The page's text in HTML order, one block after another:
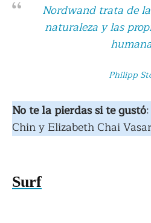
Nordwand trata de
naturaleza y las
Philipp
No te la pierdas si te gustó:
Chin y Elizabeth Chai
Surf